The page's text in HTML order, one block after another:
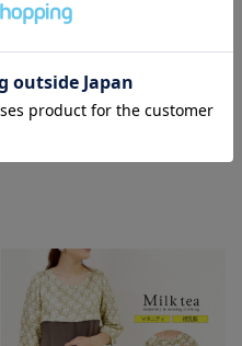
品の為、返品交換不可
価格: ¥1,000(税込)
在庫を確認する